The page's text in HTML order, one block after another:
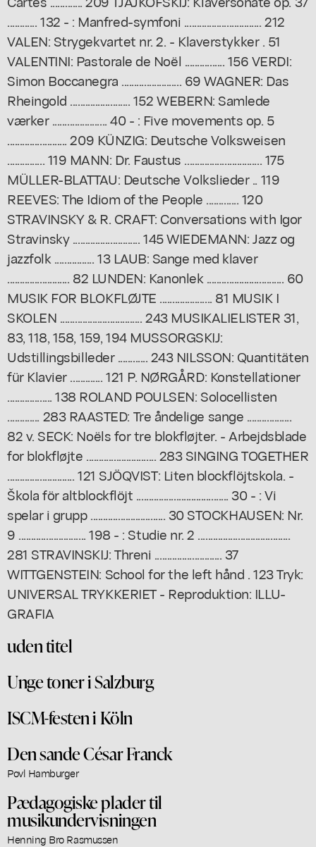
uden titel
Unge toner i Salzburg
ISCM-festen i Köln
Den sande César Franck
Povl Hamburger
Pædagogiske plader til
musikundervisningen
Henning Bro Rasmussen